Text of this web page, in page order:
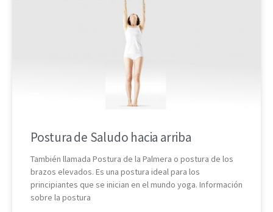
Postura de Saludo hacia arriba
También llamada Postura de la Palmera o postura de los
brazos elevados. Es una postura ideal para los
principiantes que se inician en el mundo yoga. Información
sobre la postura